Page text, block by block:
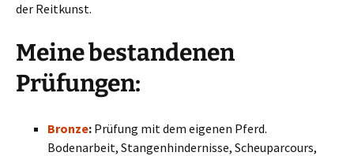
der Reitkunst.
Meine bestandenen
Prüfungen:
Bronze: Prüfung mit dem eigenen Pferd.
Bodenarbeit, Stangenhindernisse, Scheuparcours,